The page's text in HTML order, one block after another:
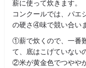
薪に使って炊きます。
コンクールでは、パ
の硬さ④味で競い合いま
①薪で炊くので、一番
て、底はこげていない
②米が黄金色でつやや